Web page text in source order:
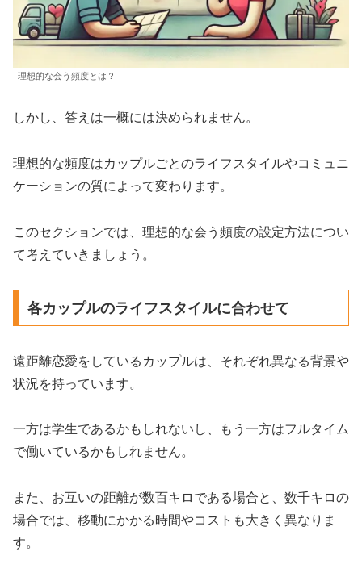
理想的な会う頻度とは？
しかし、答えは一概には決められません。
理想的な頻度はカップルごとのライフスタイルやコミュニ
ケーションの質によって変わります。
このセクションでは、理想的な会う頻度の設定方法につい
て考えていきましょう。
各カップルのライフスタイルに合わせて
遠距離恋愛をしているカップルは、それぞれ異なる背景や
状況を持っています。
一方は学生であるかもしれないし、もう一方はフルタイム
で働いているかもしれません。
また、お互いの距離が数百キロである場合と、数千キロの
場合では、移動にかかる時間やコストも大きく異なりま
す。